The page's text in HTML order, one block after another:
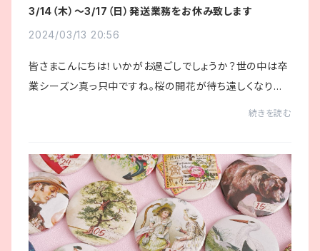
3/14（木）〜3/17（日）発送業務をお休み致します
2024/03/13 20:56
皆さまこんにちは！いかがお過ごしでしょうか？世の中は卒
業シーズン真っ只中ですね。桜の開花が待ち遠しくなりま
続きを読む